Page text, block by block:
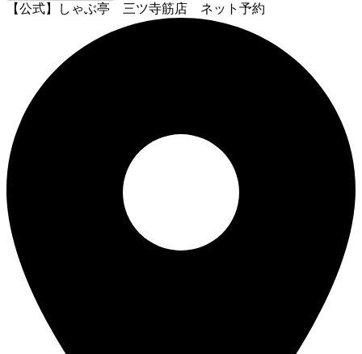
【公式】しゃぶ亭 三ツ寺筋店 ネット予約